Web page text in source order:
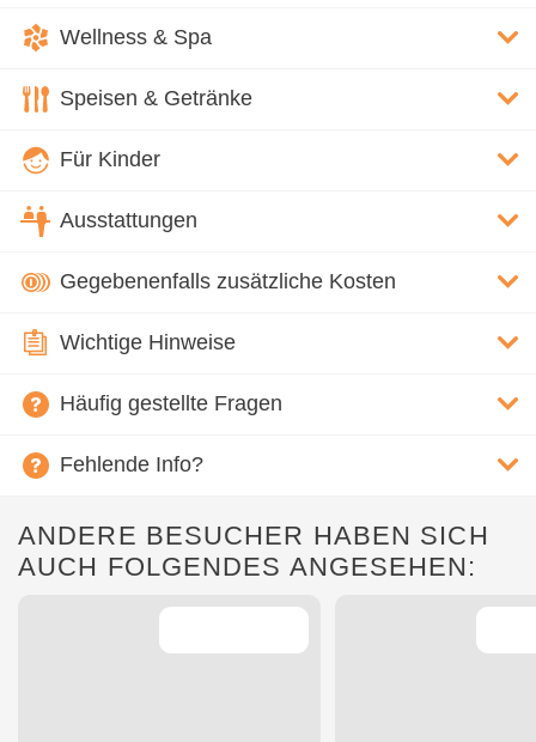
Wellness & Spa
Speisen & Getränke
Für Kinder
Ausstattungen
Gegebenenfalls zusätzliche Kosten
Wichtige Hinweise
Häufig gestellte Fragen
Fehlende Info?
ANDERE BESUCHER HABEN SICH
AUCH FOLGENDES ANGESEHEN: